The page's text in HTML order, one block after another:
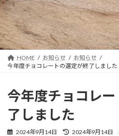
HOME お知らせ
お知らせ
今年度チョコレートの選定が終了しました
今年度チョコレ
了しました
2024年9月14日
最
2024年9月14日